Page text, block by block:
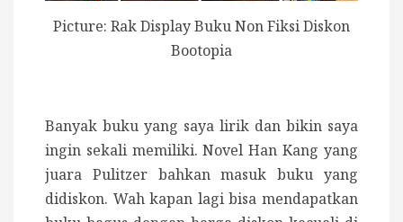
Picture: Rak Display Buku Non Fiksi Diskon
Bootopia
Banyak buku yang saya lirik dan bikin saya
ingin sekali memiliki. Novel Han Kang yang
juara Pulitzer bahkan masuk buku yang
didiskon. Wah kapan lagi bisa mendapatkan